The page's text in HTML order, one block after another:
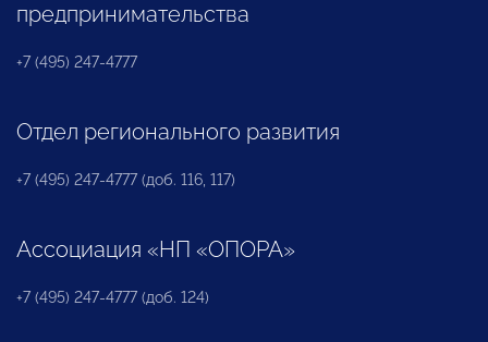
предпринимательства
+7 (495) 247-4777
Отдел регионального развития
+7 (495) 247-4777 (доб. 116, 117)
Ассоциация «НП «ОПОРА»
+7 (495) 247-4777 (доб. 124)